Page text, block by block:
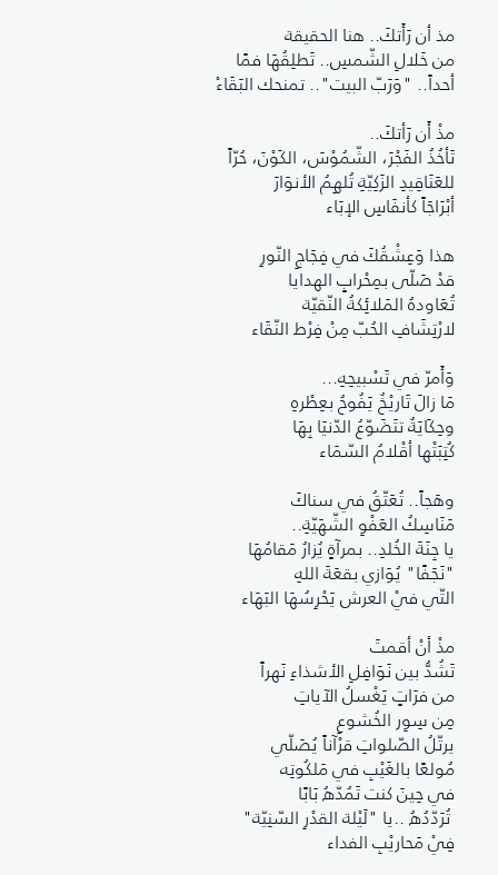
مذ أن رَأَتكَ.. هنا الحقيقة
من خَلالِ الشّمسِ.. تَطلِقُهَا فمًا
أحداً.. "وَرَبّ البيت".. تمنحك البَقَاءْ
مذْ أَن رَأتكَ..
تَأخُذُ الفَجْرَ، الشّمُوْسَ، الكَوْنَ، حُرّاً
للعَنَاقِيدِ الزَكِيّةِ تُلهِمُ الأنوَارَ
أبْرَاجَاً كأنفَاسِ الإبَاء
هذا وَعِشْقُكَ في فِجَاجِ النّورِ
قدْ صَلّى بمِحْرابٍ الهدايا
تُعَاودهُ المَلائِكةُ النّقيّة
لارْتِشَافِ الحُبّ مِنْ فِرْط النّقَاء
وَأَمرّ في تَسْبيحِهِ...
مَا زالَ تَاريْخٌ يَفُوحُ بعِطْرهِ
وحِكَايَةٌ تتَضَوّعُ الدّنيَا بِهَا
كُتِبَتْها أقْلامُ السّمَاء
وهَجاً.. تُعَتّقُ في سناكَ
مَنَاسِكُ العَفْوِ الشّهَيّةِ..
يا جِنَةَ الخُلدِ.. بمرآةٍ يُزارُ مَقامُهَا
"نَجَفًا" يُوَازي بقعَةَ اللهِ
التّي فيْ العرش يَحْرِسُهَا البَهَاء
مذْ أنْ أقمتَ
تَشُدُّ بين نَوَافِلِ الأشذاءِ نَهراً
من فرَاتٍ يَغْسلُ الآياتِ
مِن سِوِر الخُشوعِ
يرتّلُ الصّلواتِ قرْآناً يُصَلّي
مُولعًا بالغَيْبِ في مَلكُوتِه
في حِينَ كنت تَمُدّهُ بَابًا
تُرَدّدُهُ ..يا "لَيْلة القدْرِ السّنِيّة"
فِيْ مَحاريْبِ الفداء